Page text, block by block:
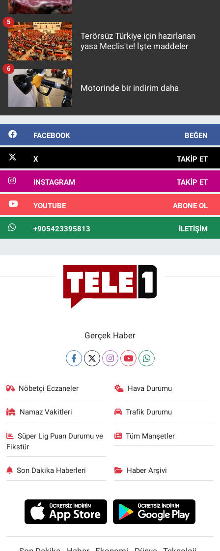
Terörsüz Türkiye için hazırlanan
yasa Meclis'te! İşte maddeler
5
Motorinde bir indirim daha
6
FACEBOOK BEĞEN
X TAKIP ET
INSTAGRAM TAKIP ET
YOUTUBE ABONE OL
+905423395813 İLETIŞIM
Gerçek Haber
Nöbetçi Eczaneler Hava Durumu
Namaz Vakitleri Trafik Durumu
Süper Lig Puan Durumu ve
Fikstür
Tüm Manşetler
Son Dakika Haberleri Haber Arşivi